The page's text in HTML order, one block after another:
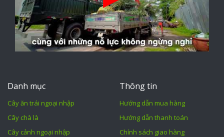
Danh mục
Cây ăn trái ngoại nhập
Cây chà là
Cây cảnh ngoại nhập
Thông tin
Hướng dẫn mua hàng
Hướng dẫn thanh toán
Chính sách giao hàng